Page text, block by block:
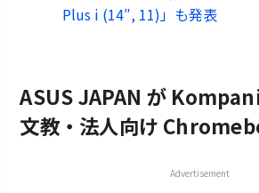
Plus i (14″, 11)」も発表
ASUS JAPAN が
文教・法人向け
Advertisement